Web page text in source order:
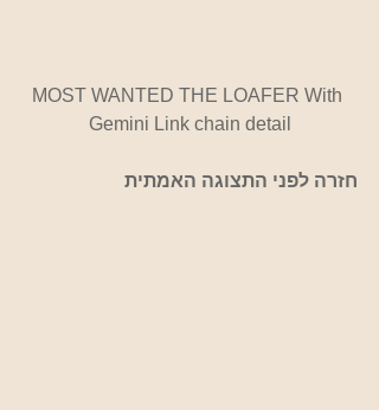
MOST WANTED THE LOAFER With
Gemini Link chain detail
חזרה לפני התצוגה האמתית